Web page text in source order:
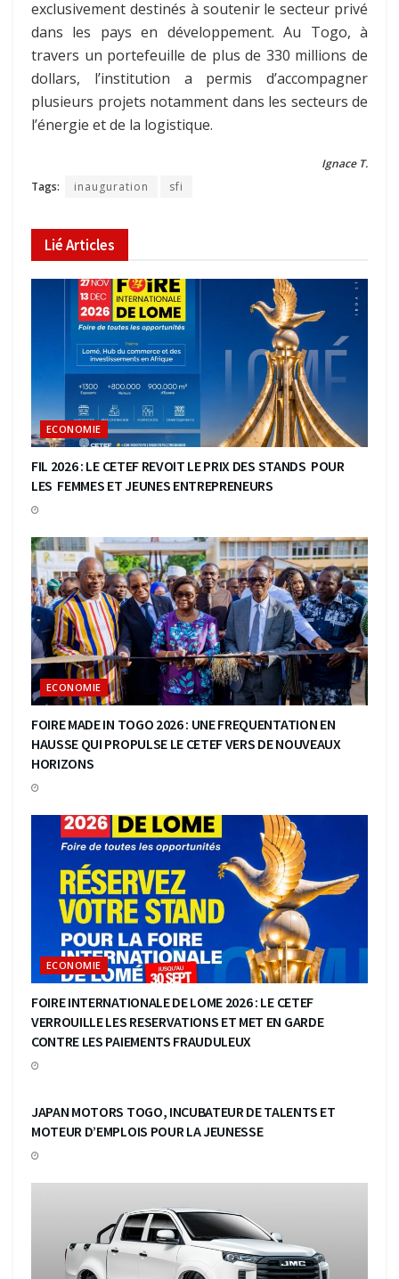
exclusivement destinés à soutenir le secteur privé
dans les pays en développement.Au Togo, à
travers un portefeuille de plus de 330 millions de
dollars, l’institution a permis d’accompagner
plusieurs projets notamment dans les secteurs de
l’énergie et de la logistique.
Ignace T.
Tags:
inauguration sfi
LiéArticles
ECONOMIE
FIL 2026 : LE CETEF REVOIT LE PRIX DES STANDS POUR
LES FEMMES ET JEUNES ENTREPRENEURS
ECONOMIE
FOIRE MADE IN TOGO 2026 : UNE FREQUENTATION EN
HAUSSE QUI PROPULSE LE CETEF VERS DE NOUVEAUX
HORIZONS
ECONOMIE
FOIRE INTERNATIONALE DE LOME 2026 : LE CETEF
VERROUILLE LES RESERVATIONS ET MET EN GARDE
CONTRE LES PAIEMENTS FRAUDULEUX
JAPAN MOTORS TOGO, INCUBATEUR DE TALENTS ET
MOTEUR D’EMPLOIS POUR LA JEUNESSE